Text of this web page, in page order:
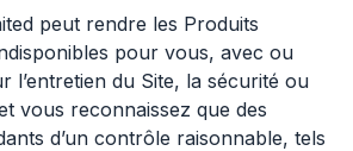
peut rendre les Produits
pour vous, avec ou
l’entretien du Site, la sécurité ou
vous reconnaissez que des
d’un contrôle raisonnable, tels